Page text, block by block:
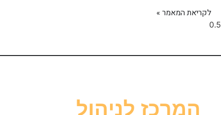
לקריאת המאמר »